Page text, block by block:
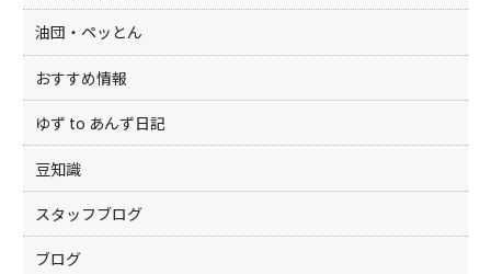
油団・ペッとん
おすすめ情報
ゆず to あんず日記
豆知識
スタッフブログ
ブログ